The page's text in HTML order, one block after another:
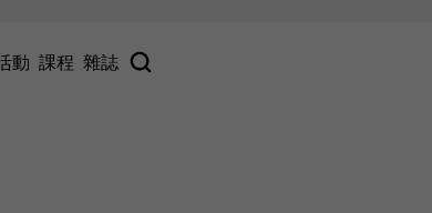
動 課程 雜誌